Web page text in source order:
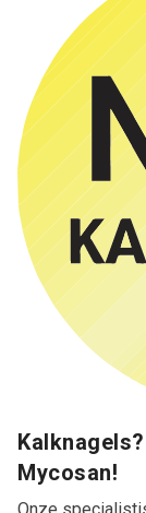
Mycosan!
Onze